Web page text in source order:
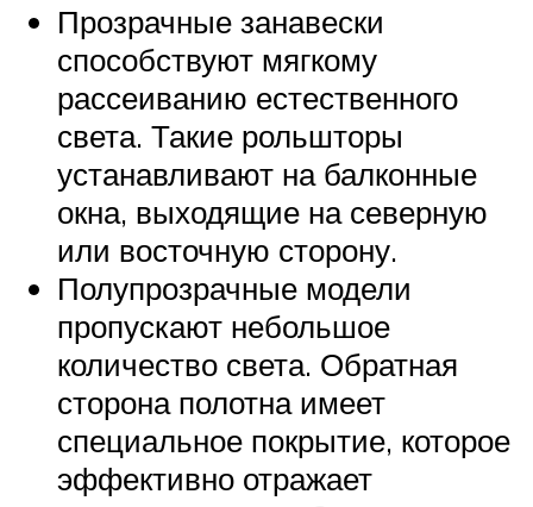
Прозрачные занавески
способствуют мягкому
рассеиванию естественного
света. Такие рольшторы
устанавливают на балконные
окна, выходящие на северную
или восточную сторону.
Полупрозрачные модели
пропускают небольшое
количество света. Обратная
сторона полотна имеет
специальное покрытие, которое
эффективно отражает